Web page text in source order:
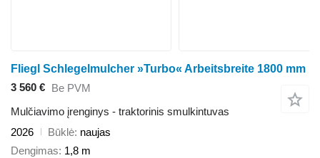
Fliegl Schlegelmulcher »Turbo« Arbeitsbreite 1800 mm
3 560 € Be PVM
Mulčiavimo įrenginys - traktorinis smulkintuvas
2026
Būklė naujas
Dengimas 1,8 m